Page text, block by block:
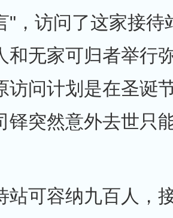
"，访问了这家接待
和无家可归者举行
访问计划是在圣诞
铎突然意外去世只
站可容纳九百人，